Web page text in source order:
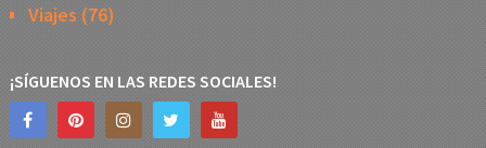
Viajes (76)
¡SÍGUENOS EN LAS REDES SOCIALES!